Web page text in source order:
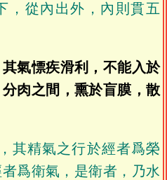
，從內出外，內則貫五
氣慓疾滑利，不能入於
肉之間，熏於盲膜，散
其精氣之行於經者爲榮
爲衛氣，是衛者，乃水